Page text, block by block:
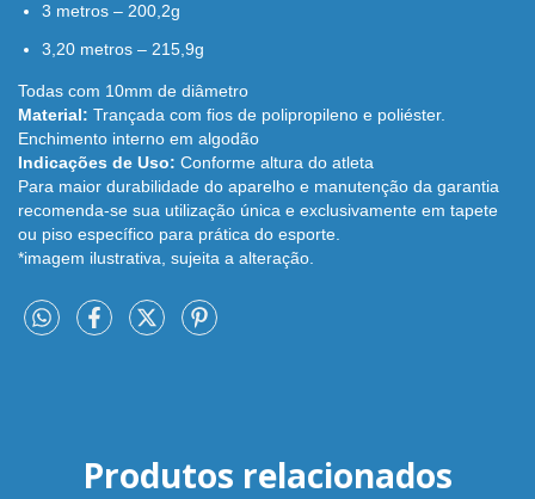
3 metros – 200,2g
3,20 metros – 215,9g
Todas com 10mm de diâmetro
Material: Trançada com fios de polipropileno e poliéster.
Enchimento interno em algodão
Indicações de Uso: Conforme altura do atleta
Para maior durabilidade do aparelho e manutenção da garantia
recomenda-se sua utilização única e exclusivamente em tapete
ou piso específico para prática do esporte.
*imagem ilustrativa, sujeita a alteração.
Produtos relacionados